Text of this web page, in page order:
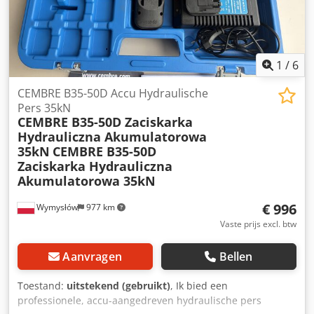
gebruikt. Gratis te downloaden - PosiSoft Mobile (alleen bij
Geavanceerde modellen): toegang tot meetwaarden,
grafieken, foto-opname en notities via WiFi-apparaten
zoals tablets, smartphones en computers • Screenshot-
functie – slaat beeld op in USB-flashgeheugen voor
rapportage en evaluatie • Elke meting wordt opgeslagen
met datum- en tijdstempel • Software-updates via internet
gebruikssporen\nDirect klaar voor gebruik Dsdpfjy H Rdgjx
Ai Iekr
1 / 6
Wymysłów 977 km
CEMBRE B35-50D Accu Hydraulische
Pers 35kN
CEMBRE B35-50D Zaciskarka
Hydrauliczna Akumulatorowa
35kN CEMBRE B35-50D
Zaciskarka Hydrauliczna
Akumulatorowa 35kN
€ 996
Vaste prijs excl. btw
Aanvragen Bellen
Toestand: uitstekend (gebruikt), Ik bied een
professionele, accu-aangedreven hydraulische pers